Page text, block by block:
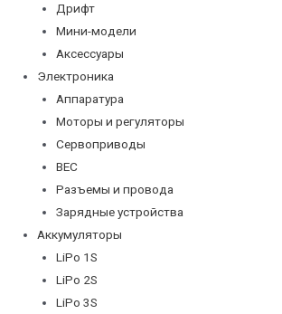
Дрифт
Мини-модели
Аксессуары
Электроника
Аппаратура
Моторы и регуляторы
Сервоприводы
BEC
Разъемы и провода
Зарядные устройства
Аккумуляторы
LiPo 1S
LiPo 2S
LiPo 3S